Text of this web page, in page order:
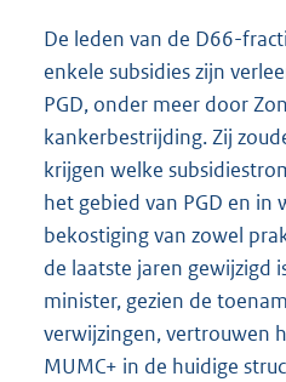
De leden van de D66-
enkele subsidies zijn
PGD, onder meer door
kankerbestrijding. Zij
krijgen welke
het gebied van PGD en in
bekostiging van zowel
de laatste jaren gewijzigd
minister, gezien de
verwijzingen, vertrouwen
MUMC+ in de huidige